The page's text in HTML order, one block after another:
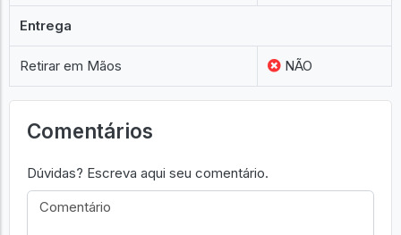
Entrega
Retirar em Mãos NÃO
Comentários
Dúvidas? Escreva aqui seu comentário.